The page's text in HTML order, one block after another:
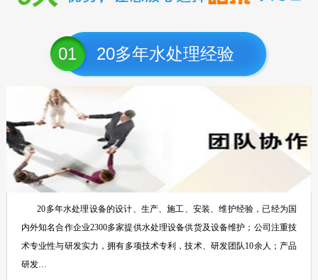
01 20多年水处理经验
20多年水处理设备的设计、生产、施工、安装、维护经验，已经为国
内外知名合作企业2300多家提供水处理设备供货及设备维护；公司注重技
术专业性与研发实力，拥有多项技术专利，技术、研发团队10余人；产品
研发…